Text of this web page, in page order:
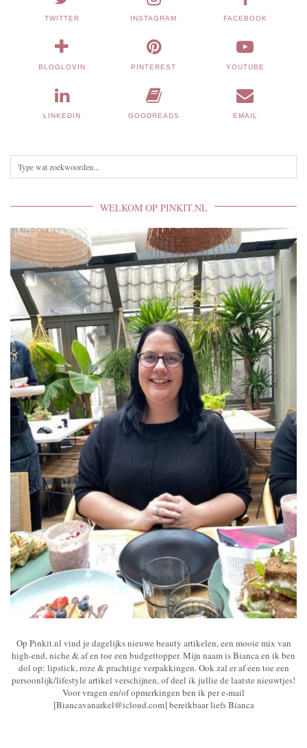
TWITTER INSTAGRAM FACEBOOK
BLOGLOVIN PINTEREST YOUTUBE
LINKEDIN GOODREADS EMAIL
WELKOM OP PINKIT.NL
Op Pinkit.nl vind je dagelijks nieuwe beauty artikelen, een mooie mix van
high-end, niche & af en toe een budgettopper. Mijn naam is Bianca en ik ben
dol op: lipstick, roze & prachtige verpakkingen. Ook zal er af een toe een
persoonlijk/lifestyle artikel verschijnen, of deel ik jullie de laatste nieuwtjes!
Voor vragen en/of opmerkingen ben ik per e-mail
[Biancavanarkel@icloud.com] bereikbaar liefs Bianca